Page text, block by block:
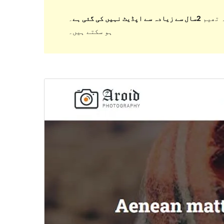
تھیم 2سال سے زیادہ سے اپڈیٹ نہیں کی گئی ہے
ہو سکتے ہیں۔